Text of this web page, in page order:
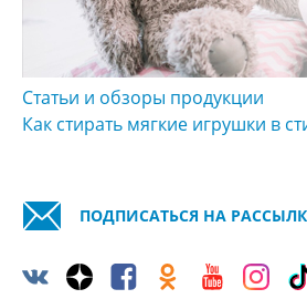
Статьи и обзоры продукции
Как стирать мягкие игрушки в
ПОДПИСАТЬСЯ НА